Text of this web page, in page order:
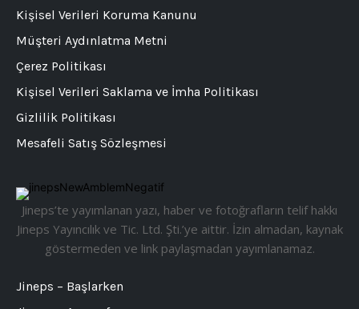
Jineps’te yayımlanan yazı, haber ve fotoğrafların telif hakkı
Jineps Yayıncılık ve Tic. Ltd. Şti.’ye aittir. İzin almadan, kaynak
göstermeden ve link paylaşmadan yayımlanamaz.
Jineps – Başlarken
Kişisel Verileri Koruma Kanunu
Müşteri Aydınlatma Metni
Çerez Politikası
Kişisel Verileri Saklama ve İmha Politikası
Gizlilik Politikası
Mesafeli Satış Sözleşmesi